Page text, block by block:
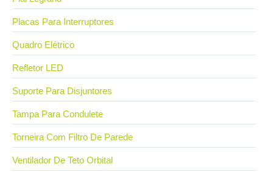
Placas Para Interruptores
Quadro Elétrico
Refletor LED
Suporte Para Disjuntores
Tampa Para Condulete
Torneira Com Filtro De Parede
Ventilador De Teto Orbital